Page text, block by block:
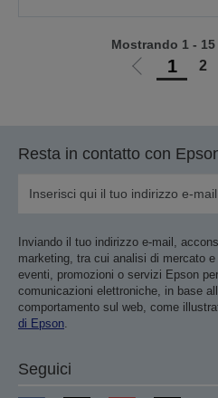
Vai
1 2
Mostrando 1 -
Resta in contatto con
Inviando il tuo indirizzo e-mail,
marketing, tra cui analisi di mercato
eventi, promozioni o servizi Epson
comunicazioni elettroniche, in base
comportamento sul web, come
di Epson.
Seguici